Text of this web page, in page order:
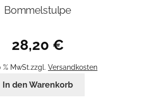
Bommelstulpe
28,20 €
% MwSt.zzgl. Versandkosten
In den Warenkorb